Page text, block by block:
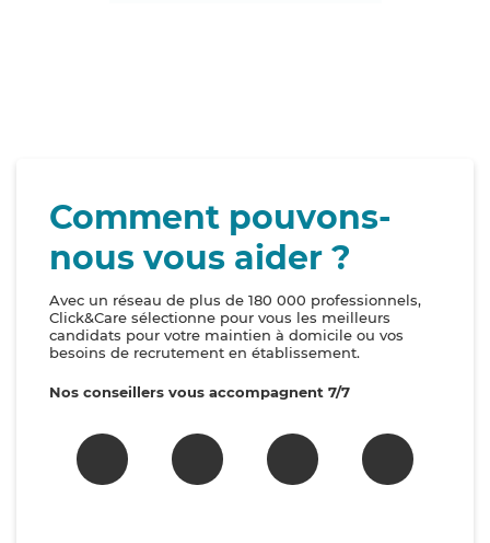
Comment pouvons-
nous vous aider ?
Avec un réseau de plus de 180 000 professionnels,
Click&Care sélectionne pour vous les meilleurs
candidats pour votre maintien à domicile ou vos
besoins de recrutement en établissement.
Nos conseillers vous accompagnent 7/7